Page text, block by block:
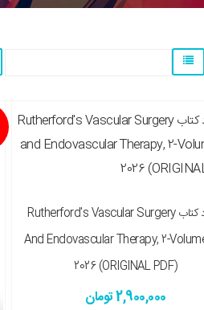
دانلود کتاب Rutherford's Vascular Surgery
And Endovascular Therapy, 2-
2026 (ORIGINAL PDF)
2,900,000 تومان